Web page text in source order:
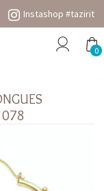
Instashop #tazirit
0
078